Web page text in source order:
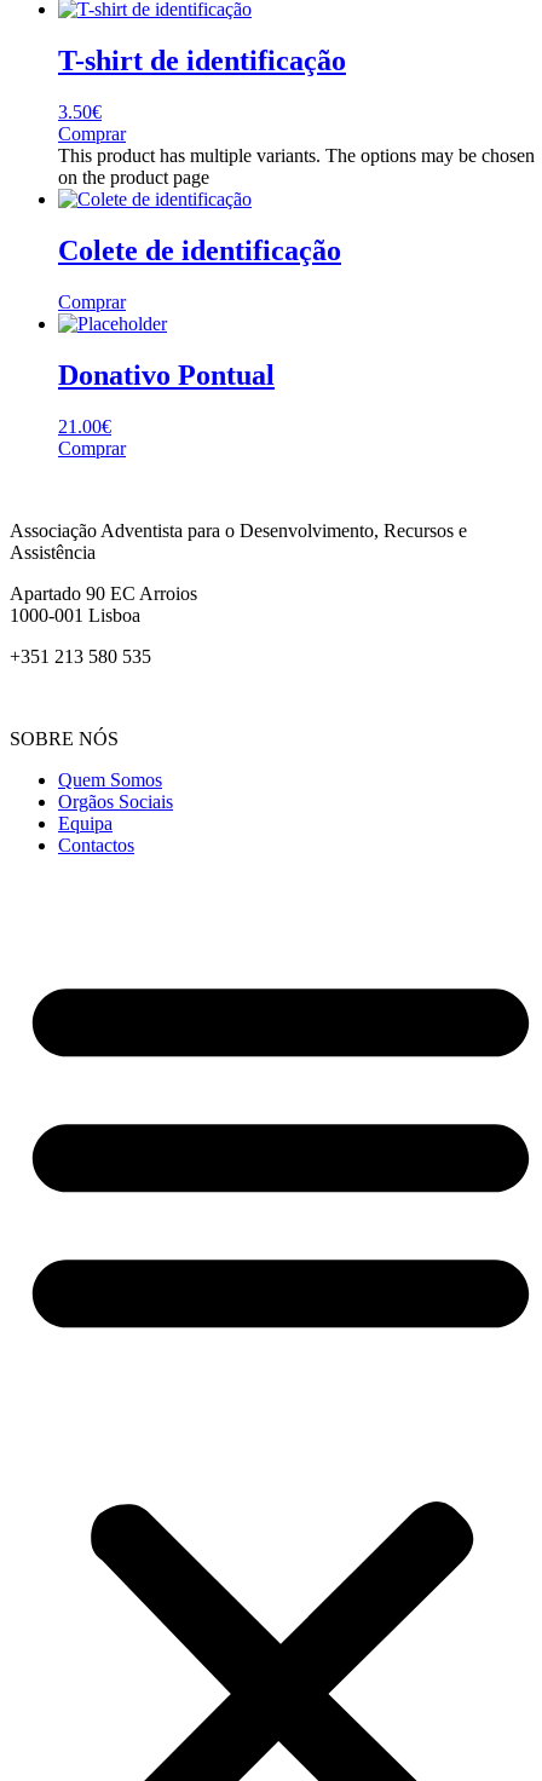
T-shirt de identificação
3.50€
Comprar
This product has multiple variants. The options may be chosen
on the product page
Colete de identificação
Comprar
Donativo Pontual
21.00€
Comprar
Associação Adventista para o Desenvolvimento, Recursos e
Assistência
Apartado 90 EC Arroios
1000-001 Lisboa
+351 213 580 535
SOBRE NÓS
Quem Somos
Orgãos Sociais
Equipa
Contactos